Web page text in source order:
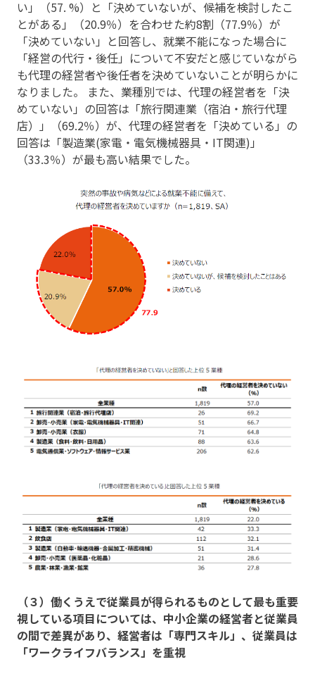
い」（57. %）と「決めていないが、候補を検討したこ
とがある」（20.9％）を合わせた約8割（77.9％）が
「決めていない」と回答し、就業不能になった場合に
「経営の代行・後任」について不安だと感じていながら
も代理の経営者や後任者を決めていないことが明らかに
なりました。 また、業種別では、代理の経営者を「決
めていない」の回答は「旅行関連業（宿泊・旅行代理
店）」（69.2％）が、代理の経営者を「決めている」の
回答は「製造業(家電・電気機械器具・IT関連)」
（33.3％）が最も高い結果でした。
（３）働くうえで従業員が得られるものとして最も重要
視している項目については、中小企業の経営者と従業員
の間で差異があり、経営者は「専門スキル」、従業員は
「ワークライフバランス」を重視